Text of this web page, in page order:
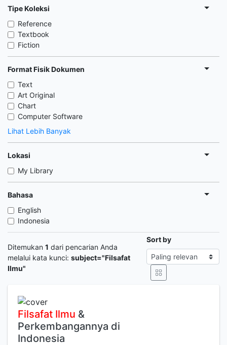
Tipe Koleksi
Reference
Textbook
Fiction
Format Fisik Dokumen
Text
Art Original
Chart
Computer Software
Lihat Lebih Banyak
Lokasi
My Library
Bahasa
English
Indonesia
Ditemukan 1 dari pencarian Anda
melalui kata kunci: subject="Filsafat
Ilmu"
Sort by
Filsafat Ilmu &
Perkembangannya di
Indonesia